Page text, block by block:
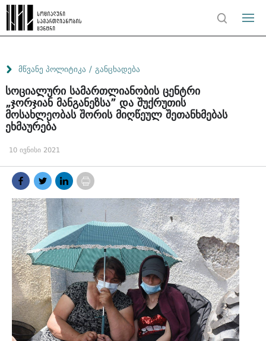
მწვანე პოლიტიკა /განცხადება
სოციალური სამართლიანობის ცენტრი
„ჯორჯიან მანგანეზსა” და შუქრუთის
მოსახლეობას შორის მიღწეულ შეთანხმებას
ეხმაურება
10 ივნისი 2021